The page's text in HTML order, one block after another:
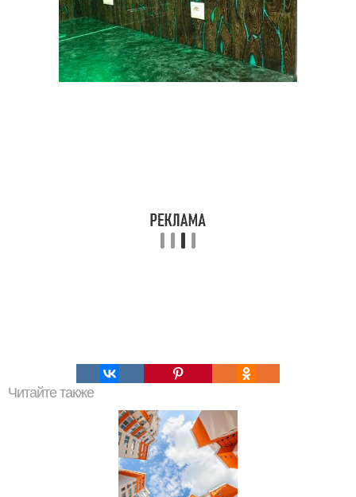
Читайте также